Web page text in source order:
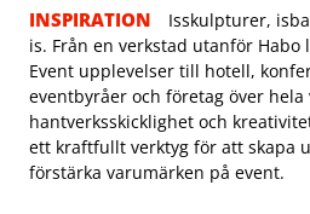
INSPIRATION
Isskulpturer,
is. Från en verkstad utanför Habo
Event upplevelser till hotell,
eventbyråer och företag över
hantverksskicklighet och
ett kraftfullt verktyg för att skapa
förstärka varumärken på event.